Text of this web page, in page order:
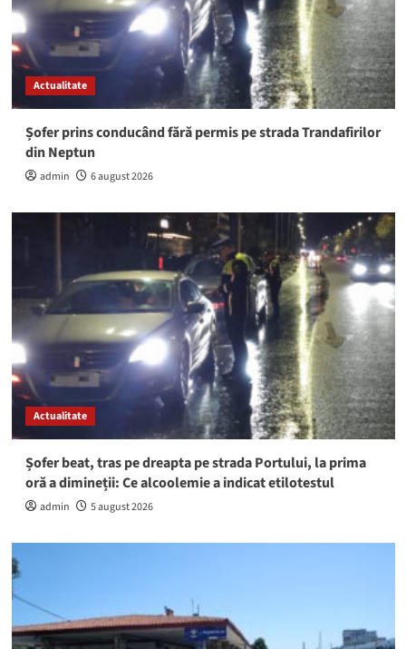
Actualitate
Șofer prins conducând fără permis pe strada Trandafirilor
din Neptun
admin 6 august 2026
Actualitate
Șofer beat, tras pe dreapta pe strada Portului, la prima
oră a dimineții: Ce alcoolemie a indicat etilotestul
admin 5 august 2026